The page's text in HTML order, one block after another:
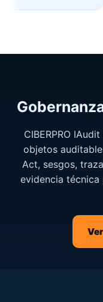
CIBERPRO
objetos
Act, sesgos,
evidencia técnica